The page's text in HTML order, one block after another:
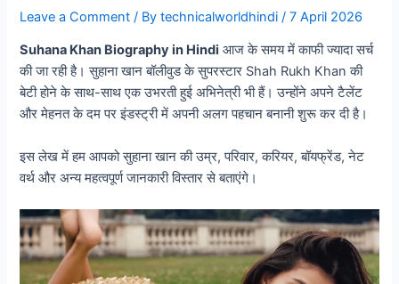
Leave a Comment / Bytechnicalworldhindi/7 April 2026
Suhana Khan Biography in Hindi आज के समय में काफी ज्यादा सर्च
की जा रही है। सुहाना खान बॉलीवुड के सुपरस्टार Shah Rukh Khan की
बेटी होने के साथ-साथ एक उभरती हुई अभिनेत्री भी हैं। उन्होंने अपने टैलेंट
और मेहनत के दम पर इंडस्ट्री में अपनी अलग पहचान बनानी शुरू कर दी है।
इस लेख में हम आपको सुहाना खान की उम्र, परिवार, करियर, बॉयफ्रेंड, नेट
वर्थ और अन्य महत्वपूर्ण जानकारी विस्तार से बताएंगे।